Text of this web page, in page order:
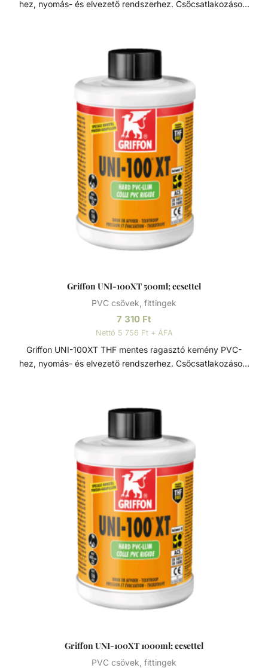
hez, nyomás- és elvezető rendszerhez. Csőcsatlakozások,
átmérőig nyomás alatti és lefolyó csövekhez
ajánlott: - EN1329 - 1452 - 1453 - 1455 - ISO15493 (PVC)
Griffon UNI-100XT 500ml; ecsettel
PVC csövek, fittingek
7 310 Ft
Nettó 5 756 Ft + ÁFA
Griffon UNI-100XT THF mentes ragasztó kemény PVC-
hez, nyomás- és elvezető rendszerhez. Csőcsatlakozások,
átmérőig nyomás alatti és lefolyó csövekhez
ajánlott: - EN1329 - 1452 - 1453 - 1455 - ISO15493 (PVC)
Griffon UNI-100XT 1000ml; ecsettel
PVC csövek, fittingek